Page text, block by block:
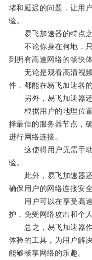
堵和延迟的问题，让用
验。
易飞加速器的特点之
不论你身在何地，只
到拥有高速网络的畅快体
无论是观看高清视频
件，都能在易飞加速器
另外，易飞加速器还
根据用户的地理位置
择最佳的服务器节点，
进行网络连接。
这使得用户无需手动
验。
此外，易飞加速器还
确保用户的网络连接安全
用户可以在享受高速
护，免受网络攻击和个
总之，易飞加速器作
体验的工具，为用户解
能够畅享网络的乐趣。